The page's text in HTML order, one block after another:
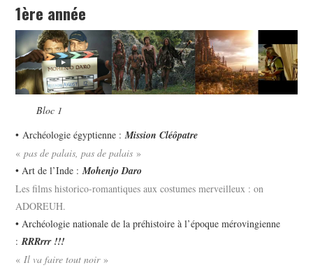
1ère année
Bloc 1
• Archéologie égyptienne :Mission Cléôpatre
« pas de palais, pas de palais »
• Art de l’Inde : Mohenjo Daro
Les films historico-romantiques aux costumes merveilleux : on
ADOREUH.
• Archéologie nationale de la préhistoire à l’époque mérovingienne
:RRRrrr !!!
«Il va faire tout noir»